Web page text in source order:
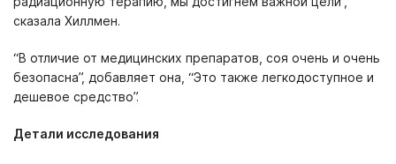
сказала Хиллмен.
“В отличие от медицинских препаратов, соя очень и очень
безопасна”, добавляет она, “Это также легкодоступное и
дешевое средство”.
Детали исследования